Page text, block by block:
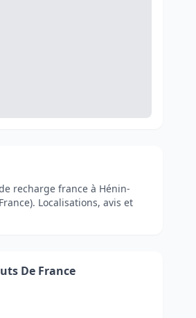
recharge france à Hénin-
Localisations, avis et
De France